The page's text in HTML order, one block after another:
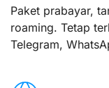
Paket prabayar,
roaming. Tetap
Telegram,